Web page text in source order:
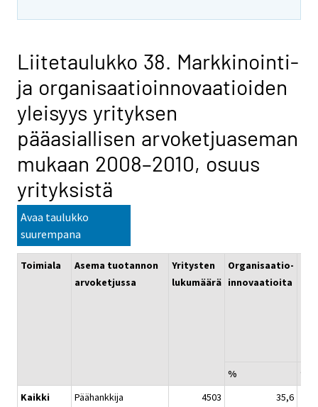
Liitetaulukko 38. Markkinointi-
ja organisaatioinnovaatioiden
yleisyys yrityksen
pääasiallisen arvoketjuaseman
mukaan 2008–2010, osuus
yrityksistä
Avaa taulukko
suurempana
Toimiala
Asema tuotannon
arvoketjussa
Yritysten
lukumäärä
Organisaatio-
innovaatioita
%
%
Kaikki
Päähankkija 4503
35,6